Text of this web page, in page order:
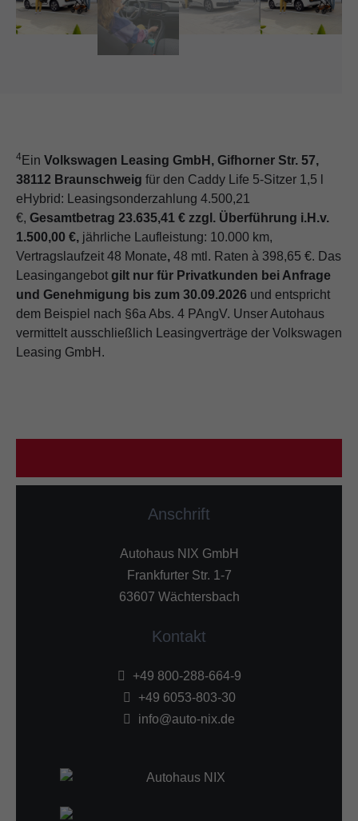
4 Ein Volkswagen Leasing GmbH, Gifhorner Str. 57,
38112 Braunschweig für den Caddy Life 5-Sitzer 1,5 l
eHybrid: Leasingsonderzahlung 4.500,21
€, Gesamtbetrag 23.635,41 € zzgl. Überführung i.H.v.
1.500,00 €, jährliche Laufleistung: 10.000 km,
Vertragslaufzeit 48 Monate, 48 mtl. Raten à 398,65 €. Das
Leasingangebot gilt nur für Privatkunden bei Anfrage
und Genehmigung bis zum 30.09.2026 und entspricht
dem Beispiel nach §6a Abs. 4 PAngV. Unser Autohaus
vermittelt ausschließlich Leasingverträge der Volkswagen
Leasing GmbH.
Anschrift
Autohaus NIX GmbH
Frankfurter Str. 1-7
63607 Wächtersbach
Kontakt
+49 800-288-664-9
+49 6053-803-30
info@auto-nix.de